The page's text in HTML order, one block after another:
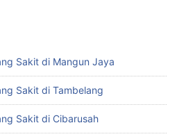
Sakit di Mangun Jaya
Sakit di Tambelang
Sakit di Cibarusah